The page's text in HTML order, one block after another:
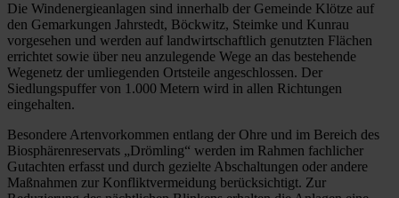
Die Windenergieanlagen sind innerhalb der Gemeinde Klötze auf
den Gemarkungen Jahrstedt, Böckwitz, Steimke und Kunrau
vorgesehen und werden auf landwirtschaftlich genutzten Flächen
errichtet sowie über neu anzulegende Wege an das bestehende
Wegenetz der umliegenden Ortsteile angeschlossen. Der
Siedlungspuffer von 1.000 Metern wird in allen Richtungen
eingehalten.
Besondere Artenvorkommen entlang der Ohre und im Bereich des
Biosphärenreservats „Drömling“ werden im Rahmen fachlicher
Gutachten erfasst und durch gezielte Abschaltungen oder andere
Maßnahmen zur Konfliktvermeidung berücksichtigt. Zur